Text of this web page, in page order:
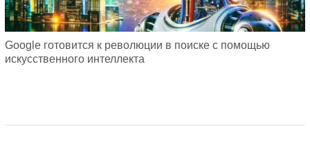
Google готовится к революции в поиске с помощью
искусственного интеллекта